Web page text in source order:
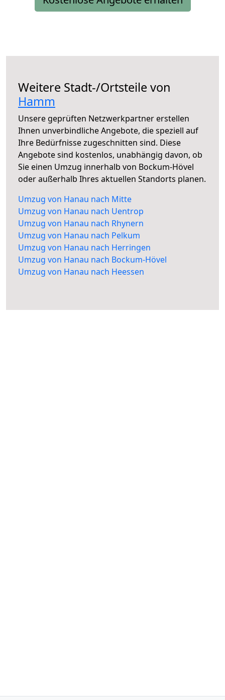
Weitere Stadt-/Ortsteile von
Hamm
Unsere geprüften Netzwerkpartner erstellen
Ihnen unverbindliche Angebote, die speziell auf
Ihre Bedürfnisse zugeschnitten sind. Diese
Angebote sind kostenlos, unabhängig davon, ob
Sie einen Umzug innerhalb von Bockum-Hövel
oder außerhalb Ihres aktuellen Standorts planen.
Umzug von Hanau nach Mitte
Umzug von Hanau nach Uentrop
Umzug von Hanau nach Rhynern
Umzug von Hanau nach Pelkum
Umzug von Hanau nach Herringen
Umzug von Hanau nach Bockum-Hövel
Umzug von Hanau nach Heessen